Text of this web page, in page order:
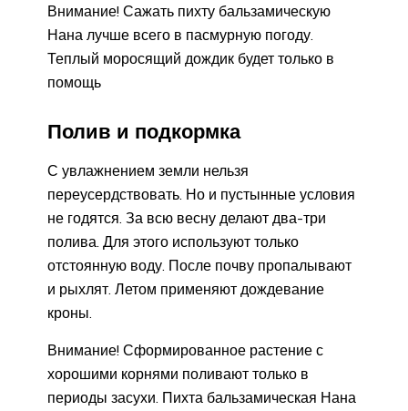
Внимание! Сажать пихту бальзамическую
Нана лучше всего в пасмурную погоду.
Теплый моросящий дождик будет только в
помощь
Полив и подкормка
С увлажнением земли нельзя
переусердствовать. Но и пустынные условия
не годятся. За всю весну делают два-три
полива. Для этого используют только
отстоянную воду. После почву пропалывают
и рыхлят. Летом применяют дождевание
кроны.
Внимание! Сформированное растение с
хорошими корнями поливают только в
периоды засухи. Пихта бальзамическая Нана